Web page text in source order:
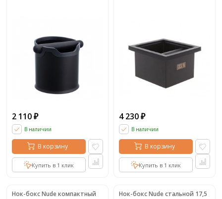
2 110 ₽
В наличии
В корзину
Купить в 1 клик
4 230 ₽
В наличии
В корзину
Купить в 1 клик
Нок-бокс Nude компактный
Нок-бокс Nude стальной 17,5